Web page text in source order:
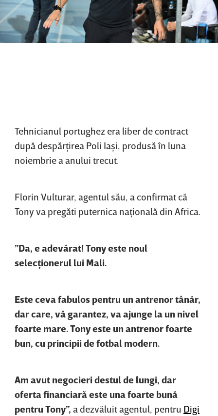
Tehnicianul portughez era liber de contract
după despărţirea Poli Iaşi, produsă în luna
noiembrie a anului trecut.
Florin Vulturar, agentul său, a confirmat că
Tony va pregăti puternica naţională din Africa.
”Da, e adevărat! Tony este noul
selecţionerul lui Mali.
Este ceva fabulos pentru un antrenor tânăr,
dar care, vă garantez, va ajunge la un nivel
foarte mare. Tony este un antrenor foarte
bun, cu principii de fotbal modern.
Am avut negocieri destul de lungi, dar
oferta financiară este una foarte bună
pentru Tony”, a dezvăluit agentul, pentru Digi